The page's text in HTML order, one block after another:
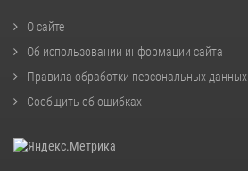
О сайте
Об использовании информации сайта
Правила обработки персональных данных
Сообщить об ошибках